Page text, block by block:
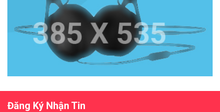
Đăng Ký Nhận Tin